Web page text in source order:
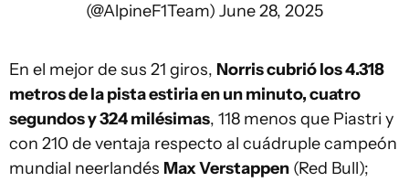
(@AlpineF1Team) June 28, 2025
En el mejor de sus 21 giros, Norris cubrió los 4.318
metros de la pista estiria en un minuto, cuatro
segundos y 324 milésimas, 118 menos que Piastri y
con 210 de ventaja respecto al cuádruple campeón
mundial neerlandés Max Verstappen (Red Bull);